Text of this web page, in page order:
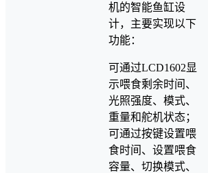
机的智能鱼缸设
计，主要实现以下
功能：
可通过LCD1602显
示喂食剩余时间、
光照强度、模式、
重量和舵机状态；
可通过按键设置喂
食时间、设置喂食
容量、切换模式、